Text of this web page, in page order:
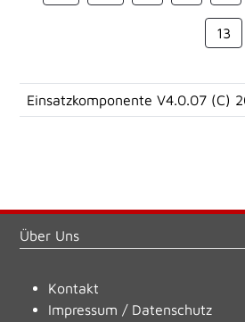
13
Einsatzkomponente V4.0.07 (C)
Über Uns
Kontakt
Impressum / Datenschutz